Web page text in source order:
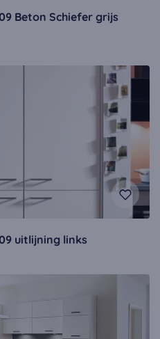
Beton Schiefer grijs
uitlijning links